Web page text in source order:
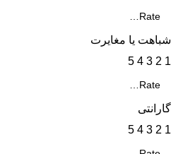
شباهت یا مغایرت
1
2
3
4
5
گارانتی
1
2
3
4
5